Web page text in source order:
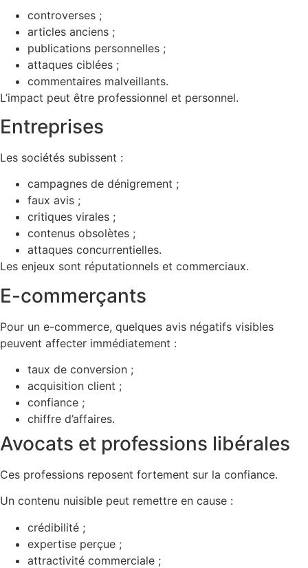
controverses ;
articles anciens ;
publications personnelles ;
attaques ciblées ;
commentaires malveillants.
L’impact peut être professionnel et personnel.
Entreprises
Les sociétés subissent :
campagnes de dénigrement ;
faux avis ;
critiques virales ;
contenus obsolètes ;
attaques concurrentielles.
Les enjeux sont réputationnels et commerciaux.
E-commerçants
Pour un e-commerce, quelques avis négatifs visibles
peuvent affecter immédiatement :
taux de conversion ;
acquisition client ;
confiance ;
chiffre d’affaires.
Avocats et professions libérales
Ces professions reposent fortement sur la confiance.
Un contenu nuisible peut remettre en cause :
crédibilité ;
expertise perçue ;
attractivité commerciale ;